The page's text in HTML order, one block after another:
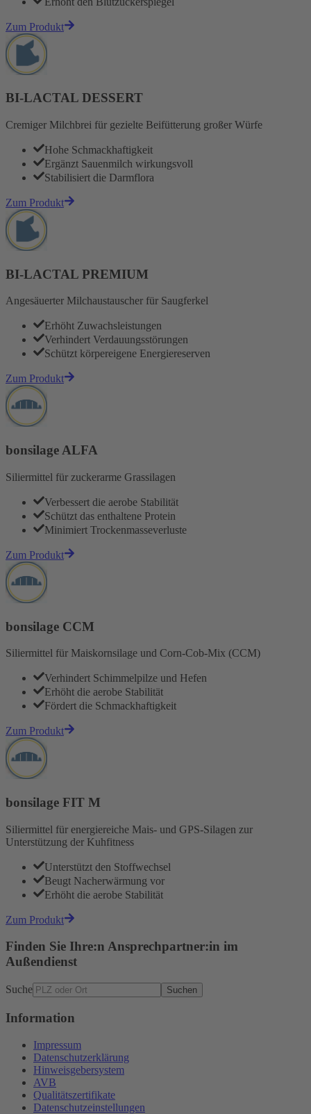
Zum Produkt
BI-LACTAL DESSERT
Cremiger Milchbrei für gezielte Beifütterung großer Würfe
Hohe Schmackhaftigkeit
Ergänzt Sauenmilch wirkungsvoll
Stabilisiert die Darmflora
Zum Produkt
BI-LACTAL PREMIUM
Angesäuerter Milchaustauscher für Saugferkel
Erhöht Zuwachsleistungen
Verhindert Verdauungsstörungen
Schützt körpereigene Energiereserven
Zum Produkt
bonsilage ALFA
Siliermittel für zuckerarme Grassilagen
Verbessert die aerobe Stabilität
Schützt das enthaltene Protein
Minimiert Trockenmasseverluste
Zum Produkt
bonsilage CCM
Siliermittel für Maiskornsilage und Corn-Cob-Mix (CCM)
Verhindert Schimmelpilze und Hefen
Erhöht die aerobe Stabilität
Fördert die Schmackhaftigkeit
Zum Produkt
bonsilage FIT M
Siliermittel für energiereiche Mais- und GPS-Silagen zur
Unterstützung der Kuhfitness
Unterstützt den Stoffwechsel
Beugt Nacherwärmung vor
Erhöht die aerobe Stabilität
Zum Produkt
Finden Sie Ihre:n Ansprechpartner:in im
Außendienst
Suche Suchen
Information
Impressum
Datenschutzerklärung
Hinweisgebersystem
AVB
Qualitätszertifikate
Datenschutzeinstellungen